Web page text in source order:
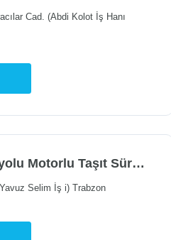
Cad. (Abdi Kolot İş Hanı
Özel Trabzon İpekyolu Motorlu Taşıt Sürücüleri Kursu
Selim İş i) Trabzon